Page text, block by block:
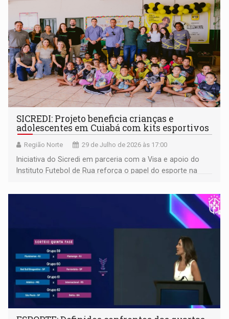
SICREDI: Projeto beneficia crianças e
adolescentes em Cuiabá com kits esportivos
Região Norte 29 de Julho de 2026 às 17:00
Iniciativa do Sicredi em parceria com a Visa e apoio do
Instituto Futebol de Rua reforça o papel do esporte na